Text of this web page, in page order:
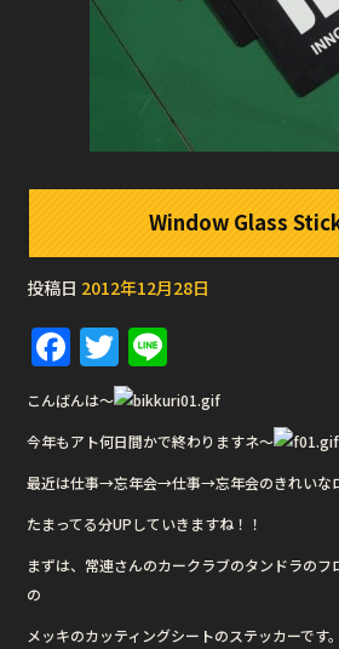
Window Glass
投稿日 2012年12月28日
F
a
c
e
b
o
o
k
T
w
it
te
r
n
e
こんばんは〜
今年もアト何日間かで終わりますネ〜
最近は仕事→忘年会→仕事→忘年会のきれいな
たまってる分UPしていきますね！！
まずは、常連さんのカークラブのタンドラのフ
の
メッキのカッティングシートのステッカーです。